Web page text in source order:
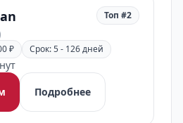
Топ #2
₽ Срок: 5 - 126 дней
Подробнее